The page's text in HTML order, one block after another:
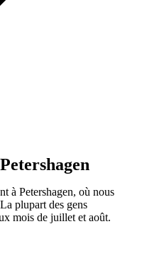
à Petershagen, où nous
plupart des gens
mois de juillet et août.